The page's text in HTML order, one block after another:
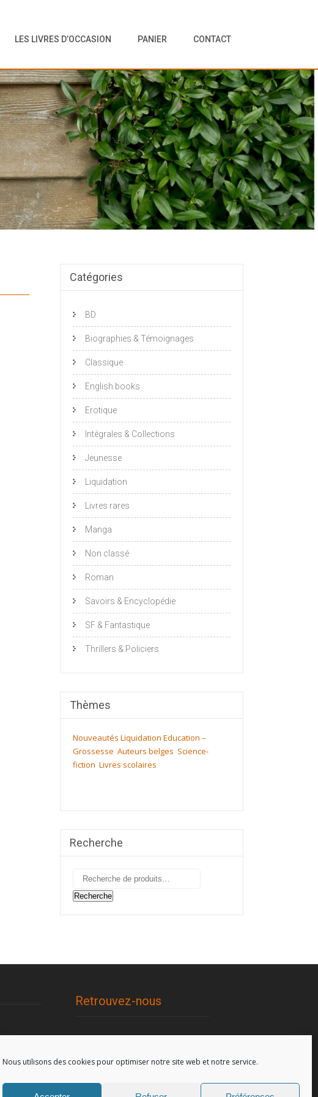
Nous utilisons des cookies pour optimiser notre site web et notre service.
LES LIVRES D’OCCASION PANIER CONTACT
Catégories
BD
Biographies & Témoignages
Classique
English books
Erotique
Intégrales & Collections
Jeunesse
Liquidation
Livres rares
Manga
Non classé
Roman
Savoirs & Encyclopédie
SF & Fantastique
Thrillers & Policiers
Thèmes
Nouveautés Liquidation Education –
Grossesse Auteurs belges Science-
fiction Livres scolaires
Recherche
Recherche
pour :
Recherche
Retrouvez-nous
96, rue de la Station à Soignies